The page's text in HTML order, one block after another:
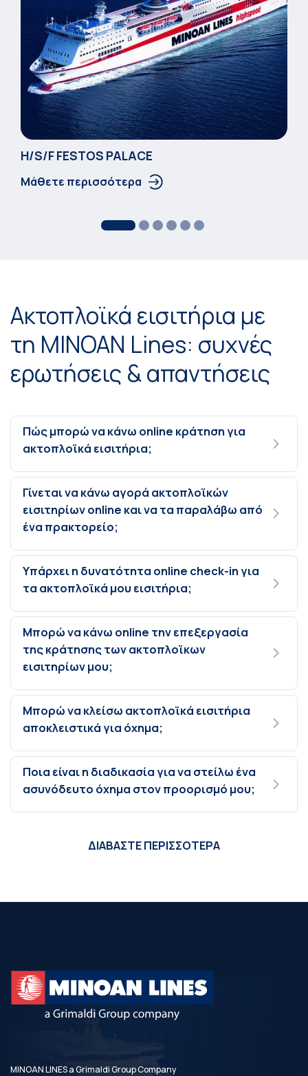
Η/S/F FESTOS PALACΕ
Μάθετε περισσότερα
Ακτοπλοϊκά εισιτήρια με
τη MINOAN Lines: συχνές
ερωτήσεις & απαντήσεις
Πώς μπορώ να κάνω online κράτηση για
ακτοπλοϊκά εισιτήρια;
Γίνεται να κάνω αγορά ακτοπλοϊκών
εισιτηρίων online και να τα παραλάβω από
ένα πρακτορείο;
Υπάρχει η δυνατότητα online check-in για
τα ακτοπλοϊκά μου εισιτήρια;
Μπορώ να κάνω online την επεξεργασία
της κράτησης των ακτοπλοϊκων
εισιτηρίων μου;
Μπορώ να κλείσω ακτοπλοϊκά εισιτήρια
αποκλειστικά για όχημα;
Ποια είναι η διαδικασία για να στείλω ένα
ασυνόδευτο όχημα στον προορισμό μου;
ΔΙΑΒΑΣΤΕ ΠΕΡΙΣΣΟΤΕΡΑ
MINOAN LINES a Grimaldi Group Company